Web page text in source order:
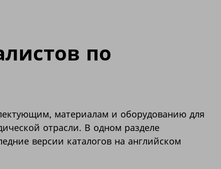
по
материалам и оборудованию для
отрасли. В одном разделе
версии каталогов на английском